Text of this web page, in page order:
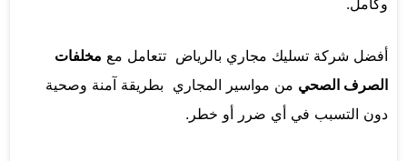
أفضل شركة تسليك مجاري بالرياض تتعامل مع مخلفات
الصرف الصحي من مواسير المجاري بطريقة آمنة وصحية
دون التسبب في أي ضرر أو خطر.